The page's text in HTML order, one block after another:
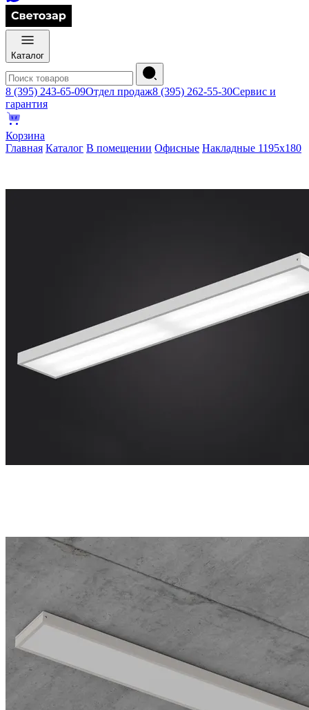
Каталог
8 (395) 243-65-09Отдел продаж8 (395) 262-55-30Сервис и
гарантия
Корзина
Главная Каталог В помещении Офисные Накладные 1195х180